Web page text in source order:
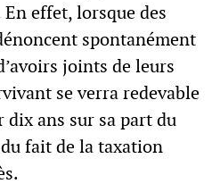
effet, lorsque des
spontanément
joints de leurs
se verra redevable
dix ans sur sa part du
fait de la taxation